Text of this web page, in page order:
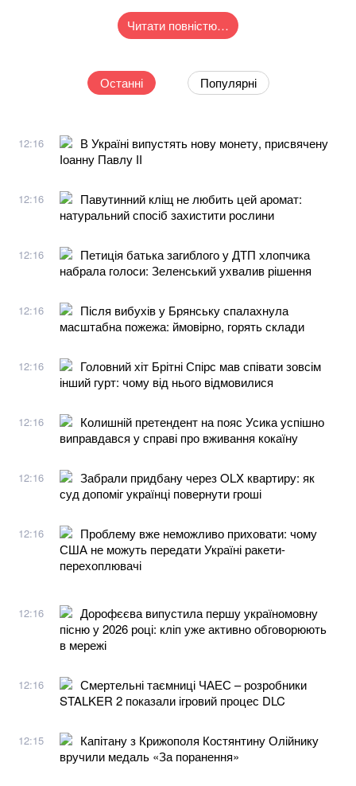
Читати повністю…
Останні Популярні
12:16
В Україні випустять нову монету, присвячену
Іоанну Павлу ІІ
12:16
Павутинний кліщ не любить цей аромат:
натуральний спосіб захистити рослини
12:16
Петиція батька загиблого у ДТП хлопчика
набрала голоси: Зеленський ухвалив рішення
12:16
Після вибухів у Брянську спалахнула
масштабна пожежа: ймовірно, горять склади
12:16
Головний хіт Брітні Спірс мав співати зовсім
інший гурт: чому від нього відмовилися
12:16
Колишній претендент на пояс Усика успішно
виправдався у справі про вживання кокаїну
12:16
Забрали придбану через OLX квартиру: як
суд допоміг українці повернути гроші
12:16
Проблему вже неможливо приховати: чому
США не можуть передати Україні ракети-
перехоплювачі
12:16
Дорофєєва випустила першу україномовну
пісню у 2026 році: кліп уже активно обговорюють
в мережі
12:16
Смертельні таємниці ЧАЕС – розробники
STALKER 2 показали ігровий процес DLC
12:15
Капітану з Крижополя Костянтину Олійнику
вручили медаль «За поранення»